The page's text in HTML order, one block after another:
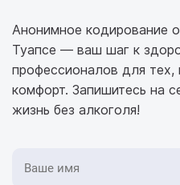
Анонимное кодирование
Туапсе — ваш шаг к
профессионалов для тех,
комфорт. Запишитесь на
жизнь без алкоголя!